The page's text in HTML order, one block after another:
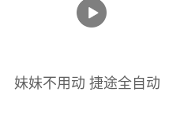
妹妹不用动 捷途全自动